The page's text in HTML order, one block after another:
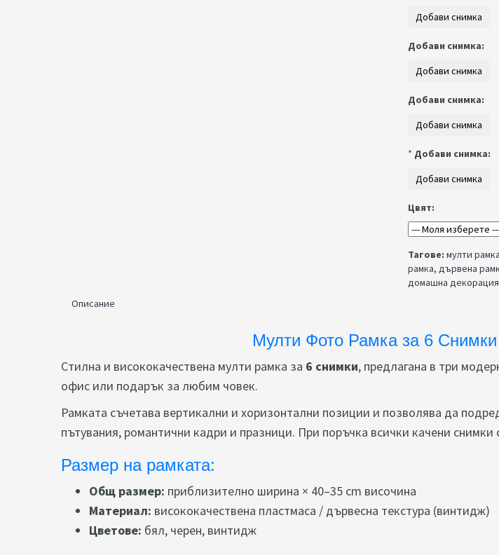
Добави снимка:
Добави снимка:
* Добави снимка:
Цвят:
Тагове: мулти рамка
рамка, дървена
домашна декорация
Описание
Мулти Фото Рамка за 6
Стилна и висококачествена мулти рамка за 6 снимки, предлагана в три
офис или подарък за любим човек.
Рамката съчетава вертикални и хоризонтални позиции и позволява да
пътувания, романтични кадри и празници. При поръчка всички качени снимки
Размер на рамката:
Общ размер: приблизително ширина × 40–35 cm височина
Материал: висококачествена пластмаса / дървесна текстура (винтидж)
Цветове: бял, черен, винтидж